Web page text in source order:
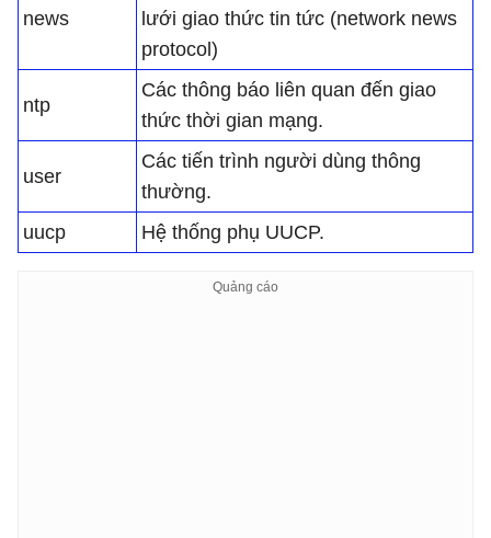
news
lưới giao thức tin tức (network news
protocol)
ntp
Các thông báo liên quan đến giao
thức thời gian mạng.
user
Các tiến trình người dùng thông
thường.
uucp
Hệ thống phụ UUCP.